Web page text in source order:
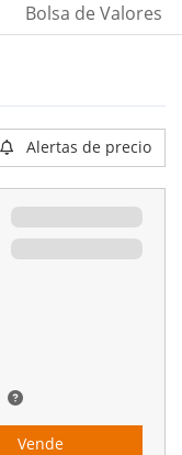
Bolsa de Valores
Alertas de precio
Vende